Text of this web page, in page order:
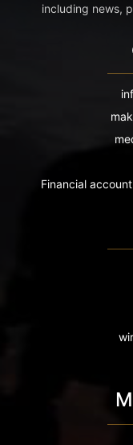
including news,
Financial